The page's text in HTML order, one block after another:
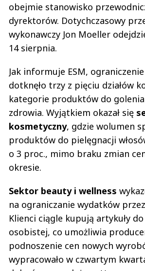
obejmie stanowisko
dyrektorów. Dotychczasowy
wykonawczy Jon Moeller
14 sierpnia.
Jak informuje ESM,
dotknęło trzy z pięciu działów
kategorie produktów do
zdrowia. Wyjątkiem okazał się
kosmetyczny, gdzie wolumen
produktów do pielęgnacji
o 3 proc., mimo braku zmian
okresie.
Sektor beauty i wellness
na ograniczanie wydatków
Klienci ciągle kupują artykuły
osobistej, co umożliwia
podnoszenie cen nowych
wypracowało w czwartym